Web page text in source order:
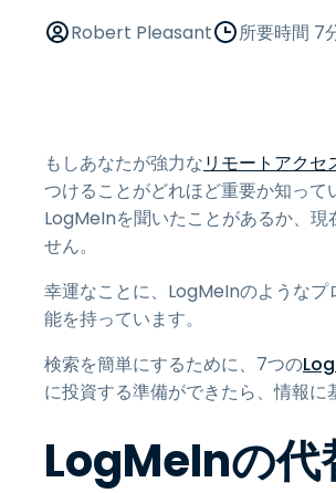
Robert Pleasant 所要時間 7
もしあなたが強力なリモートアクセ
つけることがどれほど重要か知っ
LogMeInを聞いたことがあるか、
せん。
幸運なことに、LogMeInのような
能を持っています。
検索を簡単にするために、7つの
に投資する準備ができたら、情報に
LogMeInの代